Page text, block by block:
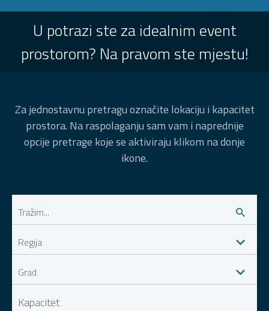
U potrazi ste za idealnim event
prostorom? Na pravom ste mjestu!
Za jednostavnu pretragu označite lokaciju i kapacitet
prostora. Na raspolaganju sam vam i naprednije
opcije pretrage koje se aktiviraju klikom na donje
ikone.
Kapacitet